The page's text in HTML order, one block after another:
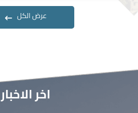
عرض الكل
اخر الاخبار